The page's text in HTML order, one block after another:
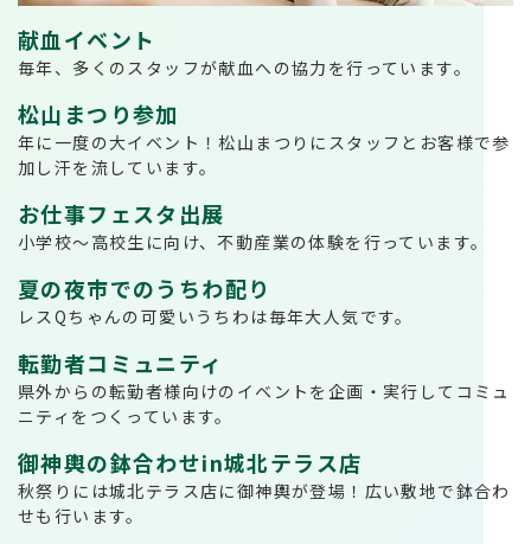
献血イベント
毎年、多くのスタッフが献血への協力を行っています。
松山まつり参加
年に一度の大イベント！松山まつりにスタッフとお客様で参
加し汗を流しています。
お仕事フェスタ出展
小学校～高校生に向け、不動産業の体験を行っています。
夏の夜市でのうちわ配り
レスQちゃんの可愛いうちわは毎年大人気です。
転勤者コミュニティ
県外からの転勤者様向けのイベントを企画・実行してコミュ
ニティをつくっています。
御神輿の鉢合わせin城北テラス店
秋祭りには城北テラス店に御神輿が登場！広い敷地で鉢合わ
せも行います。